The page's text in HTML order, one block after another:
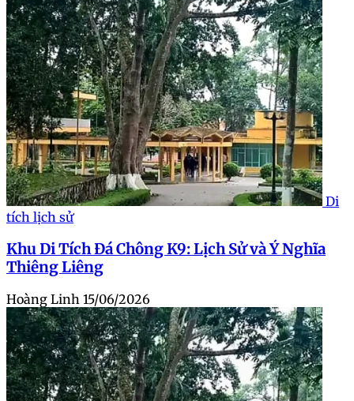
Di
tích lịch sử
Khu Di Tích Đá Chông K9: Lịch Sử và Ý Nghĩa
Thiêng Liêng
Hoàng Linh 15/06/2026